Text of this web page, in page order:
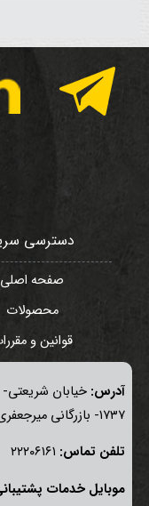
دسترسی
صفحه اصلی
محصولات
قوانین و
آدرس: خيابان شريعتی-
١٧٣٧- بازرگانی میرجعفری
تلفن تماس:
موبايل خدمات